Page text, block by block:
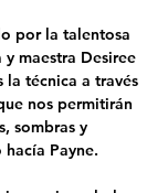
por la talentosa
maestra Desiree
técnica a través
nos permitirán
sombras y
Payne.